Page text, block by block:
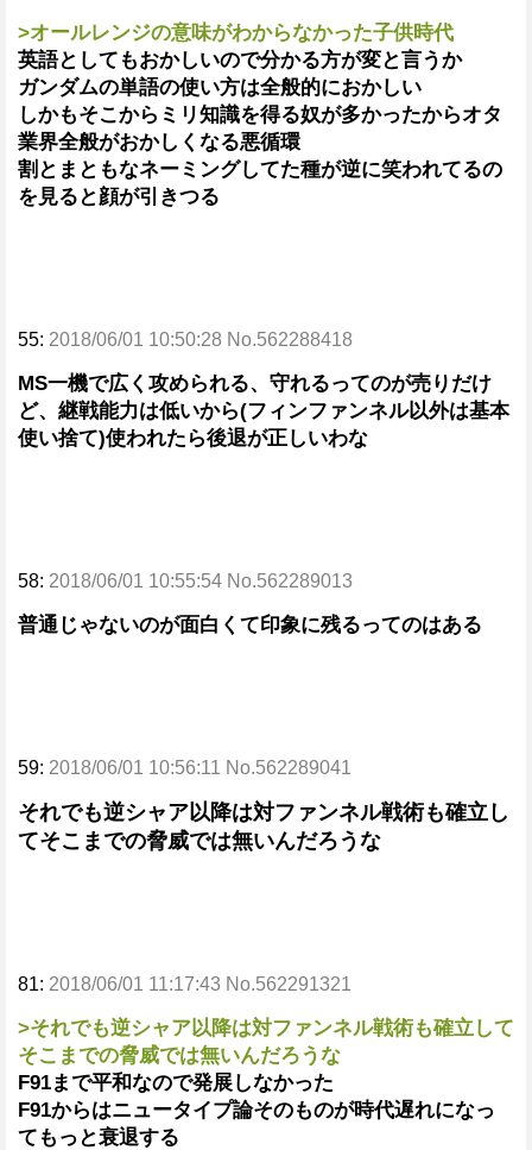
>オールレンジの意味がわからなかった子供時代
英語としてもおかしいので分かる方が変と言うか
ガンダムの単語の使い方は全般的におかしい
しかもそこからミリ知識を得る奴が多かったからオタ
業界全般がおかしくなる悪循環
割とまともなネーミングしてた種が逆に笑われてるの
を見ると顔が引きつる
55: 2018/06/01 10:50:28 No.562288418
MS一機で広く攻められる、守れるってのが売りだけ
ど、継戦能力は低いから(フィンファンネル以外は基本
使い捨て)使われたら後退が正しいわな
58: 2018/06/01 10:55:54 No.562289013
普通じゃないのが面白くて印象に残るってのはある
59: 2018/06/01 10:56:11 No.562289041
それでも逆シャア以降は対ファンネル戦術も確立し
てそこまでの脅威では無いんだろうな
81: 2018/06/01 11:17:43 No.562291321
>それでも逆シャア以降は対ファンネル戦術も確立して
そこまでの脅威では無いんだろうな
F91まで平和なので発展しなかった
F91からはニュータイプ論そのものが時代遅れになっ
てもっと衰退する